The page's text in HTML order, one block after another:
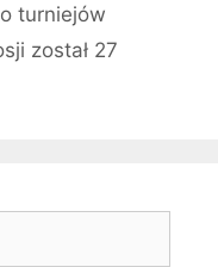
turniejów
został 27